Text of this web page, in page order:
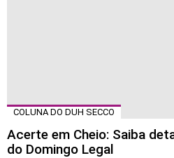
COLUNA DO DUH SECCO
Acerte em Cheio: Saiba
do Domingo Legal